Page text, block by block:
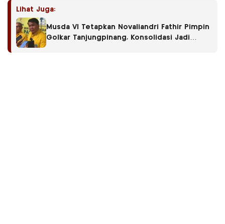
Lihat Juga:
Musda VI Tetapkan Novaliandri Fathir Pimpin
Golkar Tanjungpinang, Konsolidasi Jadi